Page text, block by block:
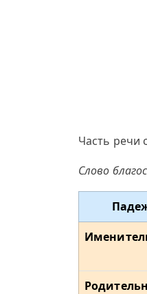
Часть речи
Слово